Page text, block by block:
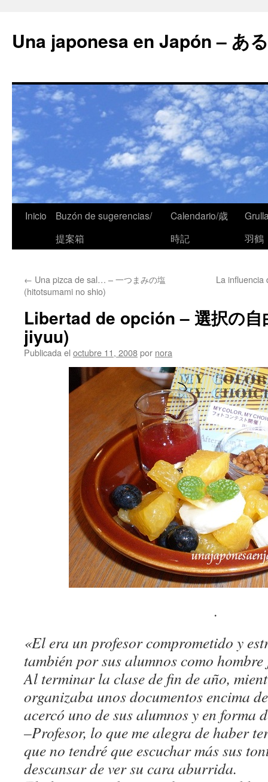
Una japonesa en Japón – あ
Inicio
Buzón de sugerencias/
提案箱
Calendario/歳
時記
羽鶴
← Una pizca de sal… – 一つまみの塩
(hitotsumami no shio)
La influencia
Libertad de opción – 選択の
jiyuu)
Publicada el octubre 11, 2008por nora
.
«El era un profesor comprometido y
también por sus alumnos como
Al terminar la clase de fin de año,
organizaba unos documentos encima
acercó uno de sus alumnos y en forma
–Profesor, lo que me alegra de haber
que no tendré que escuchar más sus
descansar de ver su cara aburrida.